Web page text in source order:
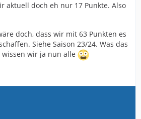
aktuell doch eh nur 17 Punkte. Also
doch, dass wir mit 63 Punkten es
Siehe Saison 23/24. Was das
wir ja nun alle